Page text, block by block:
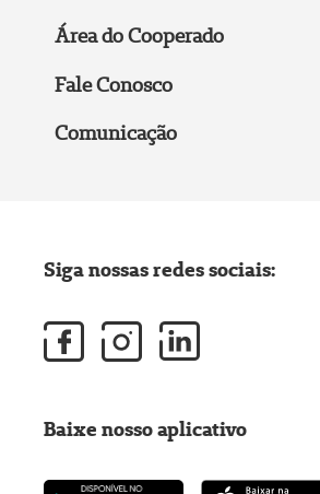
Área do Cooperado
Fale Conosco
Comunicação
Siga nossas redes sociais:
Baixe nosso aplicativo